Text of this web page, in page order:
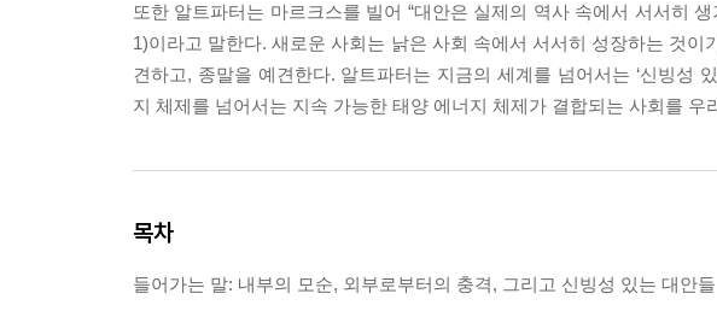
또한 알트파터는 마르크스를 빌어 “대안은 실제의 역사 속에서 서서히
1)이라고 말한다. 새로운 사회는 낡은 사회 속에서 서서히 성장하는 것
견하고, 종말을 예견한다. 알트파터는 지금의 세계를 넘어서는 ‘신빙성
지 체제를 넘어서는 지속 가능한 태양 에너지 체제가 결합되는 사회를 우
목차
들어가는 말: 내부의 모순, 외부로부터의 충격, 그리고 신빙성 있는 대안들